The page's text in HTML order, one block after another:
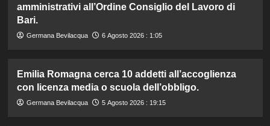
amministrativi all’Ordine Consiglio del Lavoro di
Bari.
Germana Bevilacqua 6 Agosto 2026 : 1:05
Emilia Romagna cerca 10 addetti all’accoglienza
con licenza media o scuola dell’obbligo.
Germana Bevilacqua 5 Agosto 2026 : 19:15